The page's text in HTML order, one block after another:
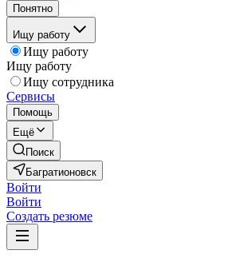
Понятно
Ищу работу
Ищу работу
Ищу работу
Ищу сотрудника
Сервисы
Помощь
Ещё
Поиск
Багратионовск
Войти
Войти
Создать резюме